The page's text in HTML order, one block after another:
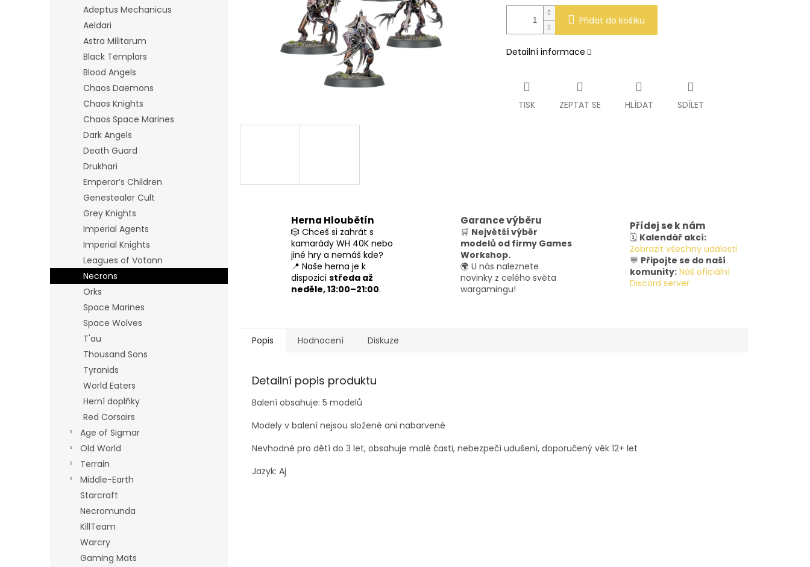
Adeptus Mechanicus
Aeldari
Astra Militarum
Black Templars
Blood Angels
Chaos Daemons
Chaos Knights
Chaos Space Marines
Dark Angels
Death Guard
Drukhari
Emperor’s Children
Genestealer Cult
Grey Knights
Imperial Agents
Imperial Knights
Leagues of Votann
Necrons
Orks
Space Marines
Space Wolves
T'au
Thousand Sons
Tyranids
World Eaters
Herní doplňky
Red Corsairs
Age of Sigmar
Old World
Terrain
Middle-Earth
Starcraft
Necromunda
KillTeam
Warcry
Gaming Mats
Přidat do košíku
Detailní informace
TISK ZEPTAT SE HLÍDAT SDÍLET
Herna Hloubětín
🎲 Chceš si zahrát s
kamarády WH 40K nebo
jiné hry a nemáš kde?
📍 Naše herna je k
dispozici středa až
neděle, 13:00–21:00.
Garance výběru
🛒 Největší výběr
modelů od firmy Games
Workshop.
🌍 U nás naleznete
novinky z celého světa
wargamingu!
Přídej se k nám
🗓️ Kalendář akcí:
Zobrazit všechny události
💬 Připojte se do naší
komunity: Náš oficiální
Discord server
Popis Hodnocení Diskuze
Detailní popis produktu
Balení obsahuje: 5 modelů
Modely v balení nejsou složené ani nabarvené
Nevhodné pro dětí do 3 let, obsahuje malé časti, nebezpečí udušení, doporučený věk 12+ let
Jazyk: Aj